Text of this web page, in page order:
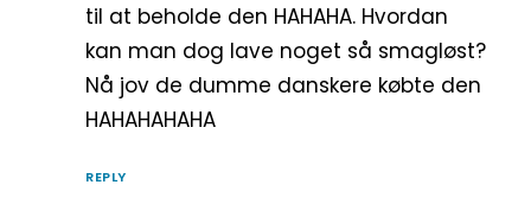
til at beholde den HAHAHA. Hvordan
kan man dog lave noget så smagløst?
Nå jov de dumme danskere købte den
HAHAHAHAHA
REPLY